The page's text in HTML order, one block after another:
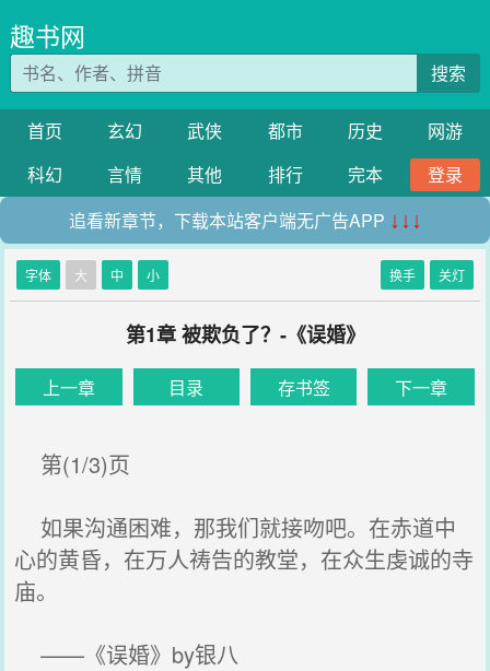
趣书网
搜索
首页 玄幻 武侠 都市 历史
网游
科幻
言情 其他 排行 完本
登录
追看新章节，下载本站客户端无广告APP ↓↓↓
字体 大 中 小 换手 关灯
第1章 被欺负了？-《误婚》
上一章 目录 存书签 下一章
第(1/3)页
如果沟通困难，那我们就接吻吧。在赤道中
心的黄昏，在万人祷告的教堂，在众生虔诚的寺
庙。
——《误婚》by银八